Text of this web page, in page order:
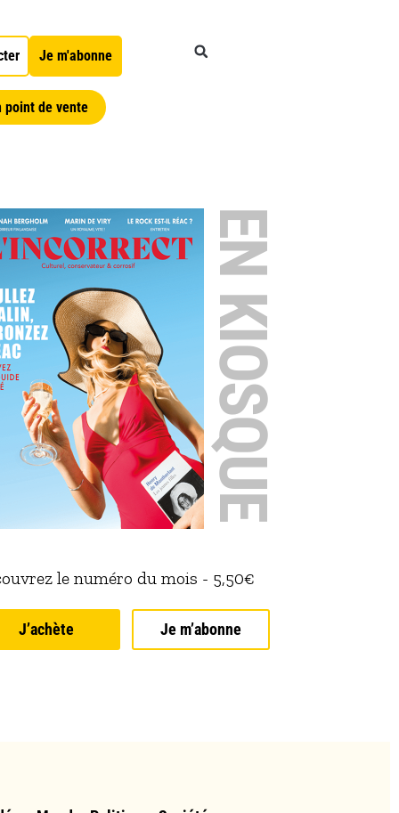
Je m'abonne
point de vente
août 5, 2026
Art de vivre
Nous avons appris récemment que les plantes en pot
mais quand même, l’installation définitive du
EN KIOSQUE
le numéro du mois - 5,50€
J’achète Je m’abonne